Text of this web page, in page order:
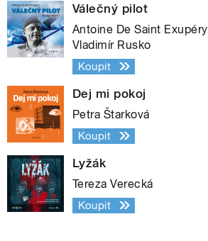
Válečný pilot
Antoine De Saint
Vladimír Rusko
Koupit
Dej mi pokoj
Petra Štarková
Koupit
Lyžák
Tereza Verecká
Koupit